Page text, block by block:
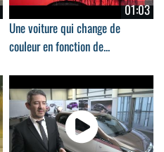
01:03
Une voiture qui change de
couleur en fonction de...